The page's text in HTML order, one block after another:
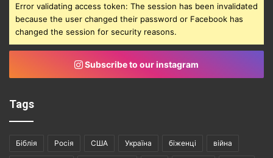
Error validating access token: The session has been invalidated
because the user changed their password or Facebook has
changed the session for security reasons.
Subscribe to our instagram
Tags
Біблія Росія США Україна біженці війна